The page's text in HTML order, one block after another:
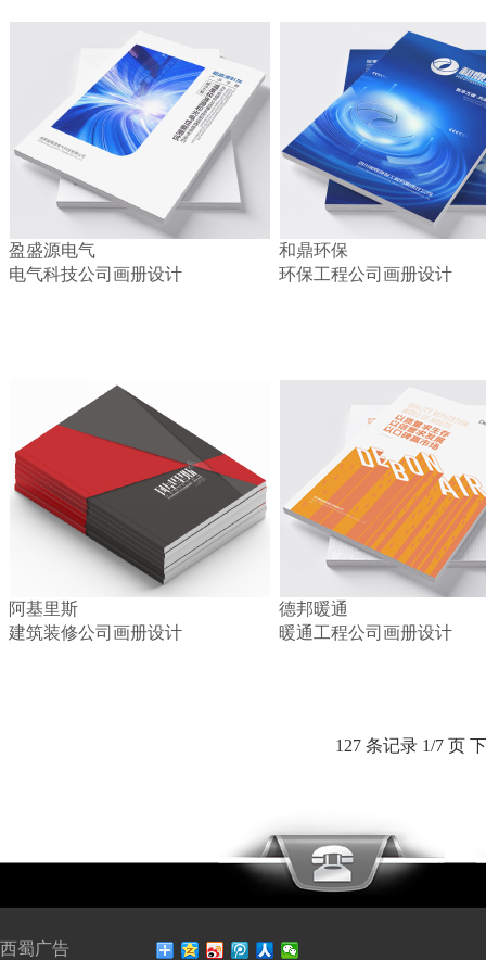
盈盛源电气
电气科技公司画册设计
和鼎环保
环保工程公司画册设计
阿基里斯
建筑装修公司画册设计
德邦暖通
暖通工程公司画册设计
127 条记录 1/7 页
西蜀广告